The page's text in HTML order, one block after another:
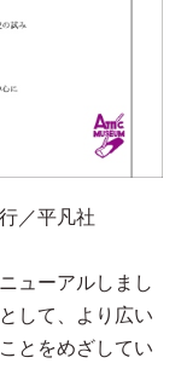
／平凡社
ューアルしまし
して、より広い
とをめざしてい